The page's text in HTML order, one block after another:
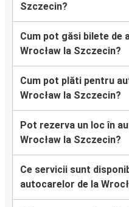
Szczecin?
Cum pot găsi bilete de
Wrocław la Szczecin?
Cum pot plăti pentru
Wrocław la Szczecin?
Pot rezerva un loc în
Wrocław la Szczecin?
Ce servicii sunt
autocarelor de la